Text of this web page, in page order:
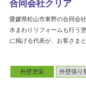
外壁塗装 外壁張り
合同会社クリア
愛媛県松山市東野の合同会
水まわりリフォームも行う
に掲げる代表が、お客さま